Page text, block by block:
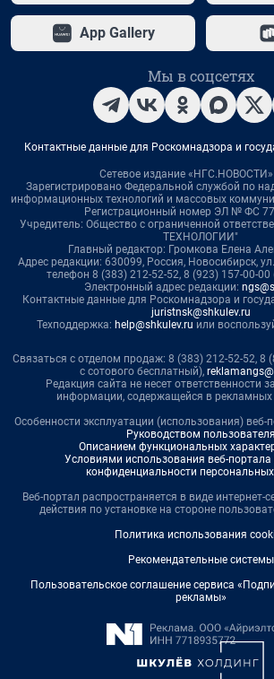
App Gallery
Мы в соцсетях
Контактные данные для Роскомнадзора и
Сетевое издание
Зарегистрировано Федеральной службой по
информационных технологий и массовых
Регистрационный номер ЭЛ № ФС
Учредитель: Общество с ограниченной
ТЕХНОЛОГИИ"
Главный редактор: Громкова Елена
Адрес редакции: 630099, Россия, Новосибирск,
телефон 8 (383) 212-52-52, 8 (923) 157-00-00
Электронный адрес редакции:
Контактные данные для Роскомнадзора и
juristnsk@shkulev.ru
Техподдержка: help@shkulev.ru или
Связаться с отделом продаж: 8 (383) 212-52-52, 8
с сотового бесплатный),
Редакция сайта не несет ответственности
информации, содержащейся в рекламных
Особенности эксплуатации (использования) веб-
Руководством пользователя
Описанием функциональных
Условиями использования веб-портала
конфиденциальности
Веб-портал распространяется в виде интернет-
действия по установке на стороне
Политика использования
Рекомендательные системы
Пользовательское соглашение сервиса
рекламы»